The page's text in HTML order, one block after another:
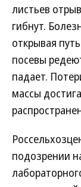
листьев
гибнут.
открывая
посевы
падает.
массы
подозрении